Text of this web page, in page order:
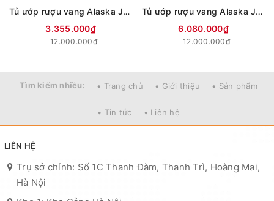
Tủ ướp rượu vang Alaska JC-28S
3.355.000₫
12.000.000₫
Tủ ướp rượu vang Alaska JC-48
6.080.000₫
12.000.000₫
Tìm kiếm nhiều: • Trang chủ • Giới thiệu • Sản phẩm
• Tin tức • Liên hệ
LIÊN HỆ
Trụ sở chính: Số 1C Thanh Đàm, Thanh Trì, Hoàng Mai,
Hà Nội